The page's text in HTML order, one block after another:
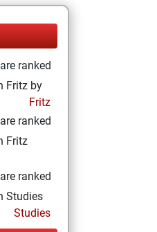
ranked
Fritz by
Fritz
ranked
Fritz
ranked
Studies
Studies